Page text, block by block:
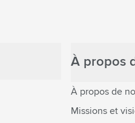
À propos
À propos de
Missions et